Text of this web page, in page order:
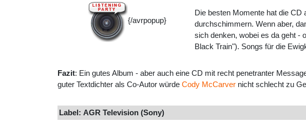
{/avrpopup}
Die besten Momente hat die CD
durchschimmern. Wenn aber,
sich denken, wobei es da geht -
Black Train"). Songs für die
Fazit: Ein gutes Album - aber auch eine CD mit recht penetranter
guter Textdichter als Co-Autor würde Cody McCarver nicht schlecht zu
Label: AGR Television (Sony)